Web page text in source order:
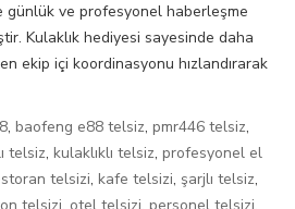
günlük ve profesyonel haberleşme
Kulaklık hediyesi sayesinde daha
ekip içi koordinasyonu hızlandırarak
, baofeng e88 telsiz, pmr446 telsiz,
telsiz, kulaklıklı telsiz, profesyonel el
telsizi, kafe telsizi, şarjlı telsiz,